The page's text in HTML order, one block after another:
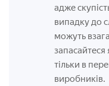
адже
випадку до
можуть
тільки в
виробників.